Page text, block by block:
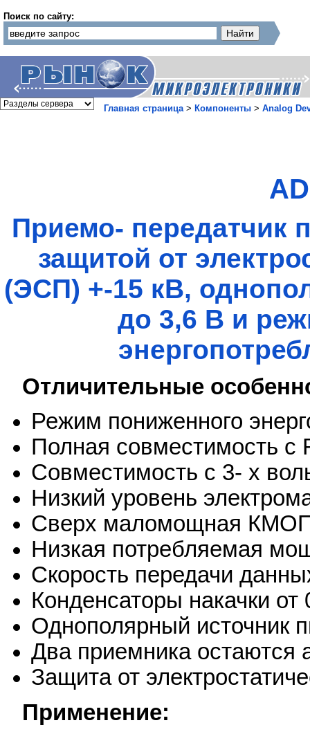
Поиск по сайту:
Главная страница> Компоненты > Analog
Приемо- передатчик
защитой от
(ЭСП) +-15 кВ,
до 3,6 В и
Отличительные
Режим пониженного
Полная совместимость с
Совместимость с 3- х
Низкий уровень
Сверх маломощная
Низкая потребляемая
Скорость передачи
Конденсаторы накачки
Однополярный источник
Два приемника
Защита от
Применение: